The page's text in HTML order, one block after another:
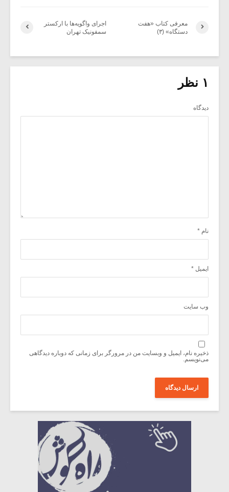
اجرای واگویه‌ها با ارکستر
سمفونیک تهران
معرفی کتاب «هفت
دستگاه» (۳)
۱ نظر
دیدگاه
نام *
ایمیل *
وب‌ سایت
ذخیره نام، ایمیل و وبسایت من در مرورگر برای زمانی که دوباره دیدگاهی
می‌نویسم.